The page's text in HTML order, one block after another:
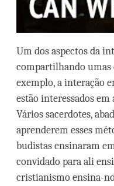
Um dos aspectos da
compartilhando umas
exemplo, a interação
estão interessados
Vários sacerdotes,
aprenderem esses
budistas ensinaram
convidado para ali
cristianismo ensina-